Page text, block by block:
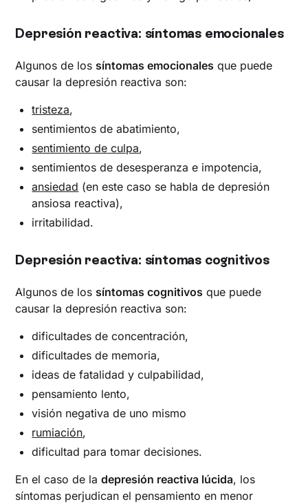
Depresión reactiva: síntomas emocionales
Algunos de los síntomas emocionales que puede
causar la depresión reactiva son:
tristeza,
sentimientos de abatimiento,
sentimiento de culpa,
sentimientos de desesperanza e impotencia,
ansiedad (en este caso se habla de depresión
ansiosa reactiva),
irritabilidad.
Depresión reactiva: síntomas cognitivos
Algunos de los síntomas cognitivos que puede
causar la depresión reactiva son:
dificultades de concentración,
dificultades de memoria,
ideas de fatalidad y culpabilidad,
pensamiento lento,
visión negativa de uno mismo
rumiación,
dificultad para tomar decisiones.
En el caso de ladepresión reactiva lúcida, los
síntomas perjudican el pensamiento en menor